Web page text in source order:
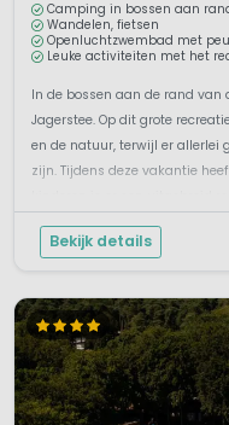
Camping in bossen aan
Wandelen, fietsen
Openluchtzwembad met
Leuke activiteiten met het
In de bossen aan de rand van
Jagerstee. Op dit grote
en de natuur, terwijl er allerlei
zijn. Tijdens deze vakantie
Bekijk details